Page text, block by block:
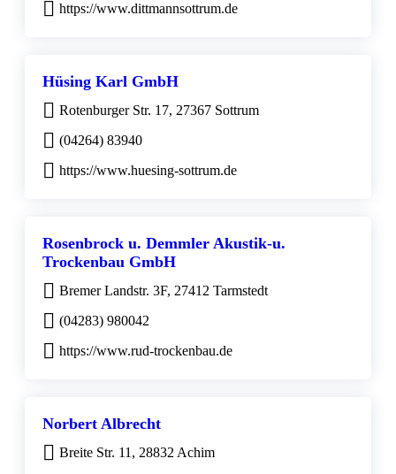
https://www.dittmannsottrum.de
Hüsing Karl GmbH
Rotenburger Str. 17, 27367 Sottrum
(04264) 83940
https://www.huesing-sottrum.de
Rosenbrock u. Demmler Akustik-u.
Trockenbau GmbH
Bremer Landstr. 3F, 27412 Tarmstedt
(04283) 980042
https://www.rud-trockenbau.de
Norbert Albrecht
Breite Str. 11, 28832 Achim